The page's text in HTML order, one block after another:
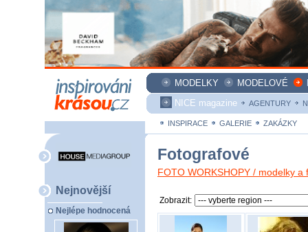
MODELKY MODELOVÉ
NICE magazine
AGENTURY
INSPIRACE GALERIE ZAKÁZKY
Nejnovější
Nejlépe hodnocená
Fotografové
FOTO WORKSHOPY / modelky
Zobrazit: